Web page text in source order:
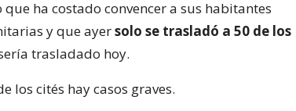
ha costado convencer a sus habitantes
y que ayersolo se trasladó a 50 de los
trasladado hoy.
los cités hay casos graves.